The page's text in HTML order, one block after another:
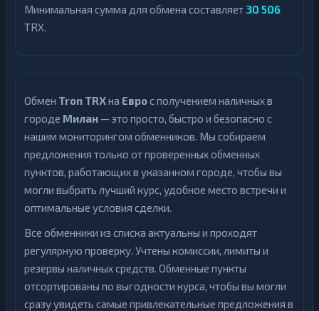
Минимальная сумма для обмена составляет 30 506
TRX.
Обмен Tron TRXна Еврос получением наличных в
городе Милан — это просто, быстро и безопасно с
нашим мониторингом обменников. Мы собираем
предложения только от проверенных обменных
пунктов, работающих в указанном городе, чтобы вы
могли выбрать лучший курс, удобное место встречи и
оптимальные условия сделки.
Все обменники из списка актуальны и проходят
регулярную проверку. Учтены комиссии, лимиты и
резервы наличных средств. Обменные пункты
отсортированы по выгодности курса, чтобы вы могли
сразу увидеть самые привлекательные предложения в